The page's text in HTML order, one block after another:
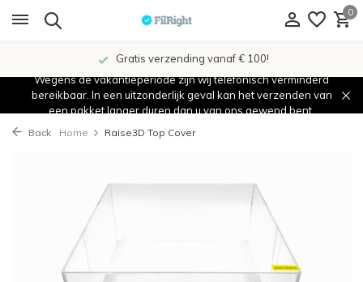
0
Gratis verzending vanaf € 100!
Wegens de vakantieperiode zijn wij telefonisch verminderd
bereikbaar. In een uitzonderlijk geval kan het verzenden van
een pakket langer duren dan u van ons gewend bent.
Back Home Raise3D Top Cover